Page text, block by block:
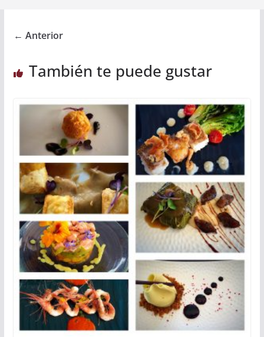
← Anterior
También te puede gustar